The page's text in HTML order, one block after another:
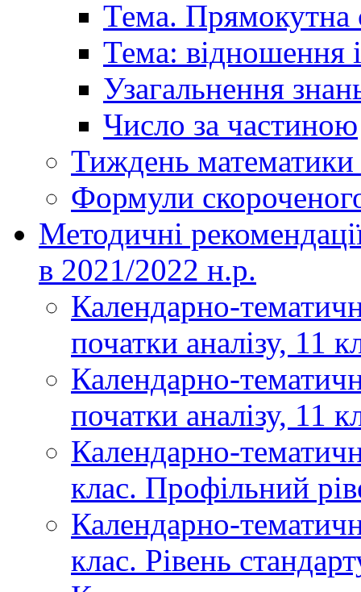
Тема. Прямокутна
Тема: відношення
Узагальнення
Число за частиною
Тиждень математики
Формули
Методичні
в 2021/2022 н.р.
Календарно-
початки аналізу, 11
Календарно-
початки аналізу, 11
Календарно-
клас. Профільний
Календарно-
клас. Рівень